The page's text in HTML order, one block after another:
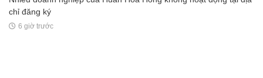
chỉ đăng ký
6 giờ trước